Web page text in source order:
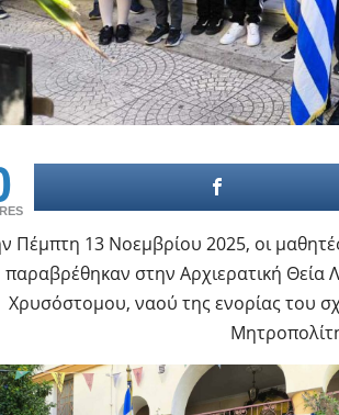
Πέμπτη 13 Νοεμβρίου 2025, οι
παραβρέθηκαν στην Αρχιερατική Θεία
Χρυσόστομου, ναού της ενορίας του